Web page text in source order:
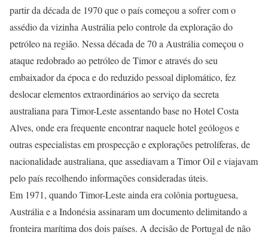
partir da década de 1970 que o país começou a sofrer com o
assédio da vizinha Austrália pelo controle da exploração do
petróleo na região. Nessa década de 70 a Austrália começou o
ataque redobrado ao petróleo de Timor e através do seu
embaixador da época e do reduzido pessoal diplomático, fez
deslocar elementos extraordinários ao serviço da secreta
australiana para Timor-Leste assentando base no Hotel Costa
Alves, onde era frequente encontrar naquele hotel geólogos e
outras especialistas em prospecção e explorações petrolíferas, de
nacionalidade australiana, que assediavam a Timor Oil e viajavam
pelo país recolhendo informações consideradas úteis.
Em 1971, quando Timor-Leste ainda era colônia portuguesa,
Austrália e a Indonésia assinaram um documento delimitando a
fronteira marítima dos dois países. A decisão de Portugal de não